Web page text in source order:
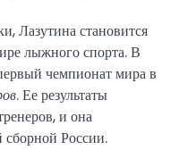
Лазутина становится
лыжного спорта. В
чемпионат мира в
. Ее результаты
и она
сборной России.